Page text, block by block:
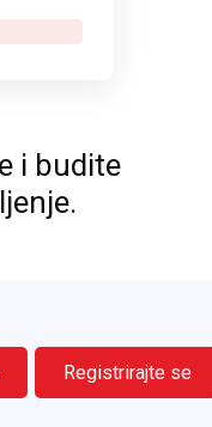
i budite
Registrirajte se